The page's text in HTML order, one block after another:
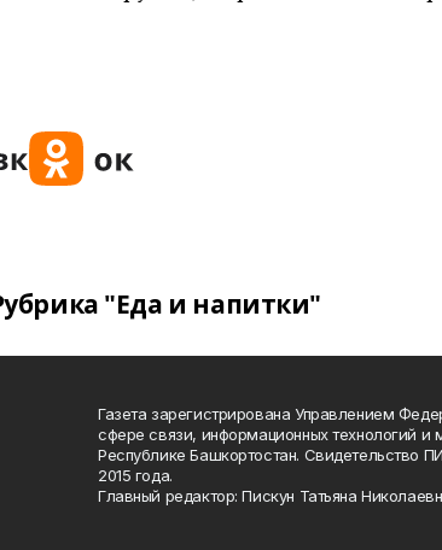
"Еда и напитки"
Газета зарегистрирована Управлением
сфере связи, информационных технологий и
Республике Башкортостан. Свидетельство
2015 года.
Главный редактор: Пискун Татьяна